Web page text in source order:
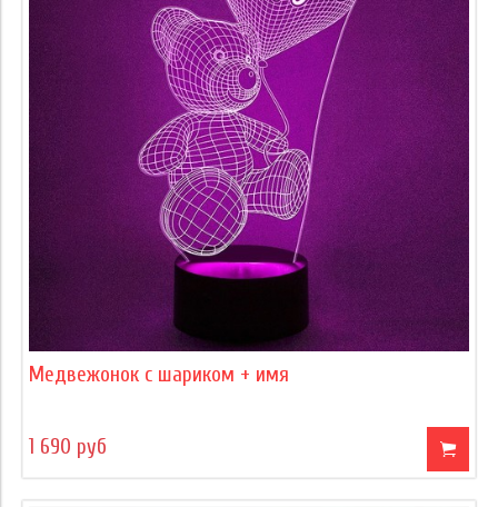
Медвежонок с шариком + имя
1 690 руб